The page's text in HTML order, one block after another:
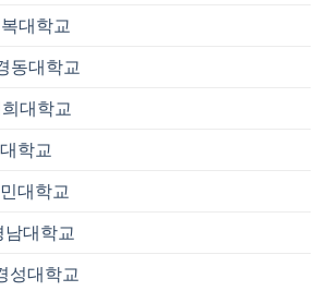
대학교
동대학교
대학교
학교
대학교
남대학교
성대학교